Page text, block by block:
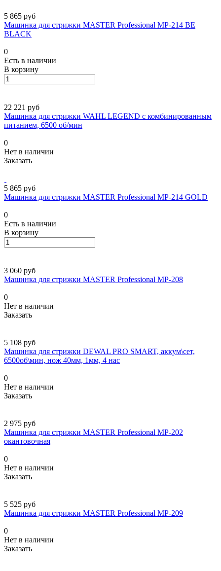
5 865 руб
Машинка для стрижки MASTER Professional МР-214 BE
BLACK
0
Есть в наличии
В корзину
22 221 руб
Машинка для стрижки WAHL LEGEND с комбинированным
питанием, 6500 об/мин
0
Нет в наличии
Заказать
5 865 руб
Машинка для стрижки MASTER Professional МР-214 GOLD
0
Есть в наличии
В корзину
3 060 руб
Машинка для стрижки MASTER Professional МР-208
0
Нет в наличии
Заказать
5 108 руб
Машинка для стрижки DEWAL PRO SMART, аккум\сет,
6500об\мин, нож 40мм, 1мм, 4 нас
0
Нет в наличии
Заказать
2 975 руб
Машинка для стрижки MASTER Professional MP-202
окантовочная
0
Нет в наличии
Заказать
5 525 руб
Машинка для стрижки MASTER Professional МР-209
0
Нет в наличии
Заказать